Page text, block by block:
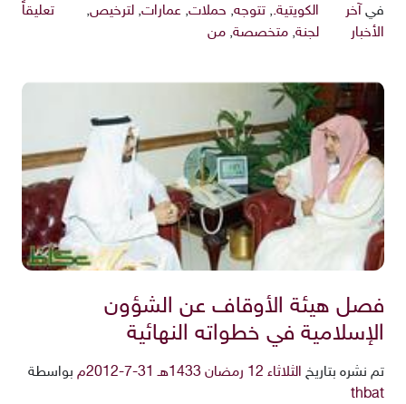
في آخر
الأخبار
الكويتية., تتوجه, حملات, عمارات, لترخيص,
لجنة, متخصصة, من
تعليقاً
فصل هيئة الأوقاف عن الشؤون
الإسلامية في خطواته النهائية
تم نشره بتاريخ الثلاثاء 12 رمضان 1433هـ 31-7-2012م
بواسطة
thbat